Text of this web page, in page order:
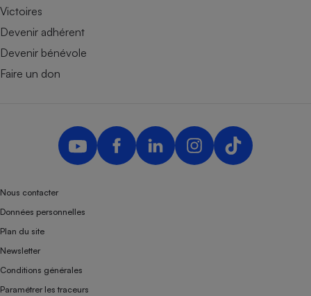
Victoires
Devenir adhérent
Devenir bénévole
Faire un don
Nous contacter
Données personnelles
Plan du site
Newsletter
Conditions générales
Paramétrer les traceurs